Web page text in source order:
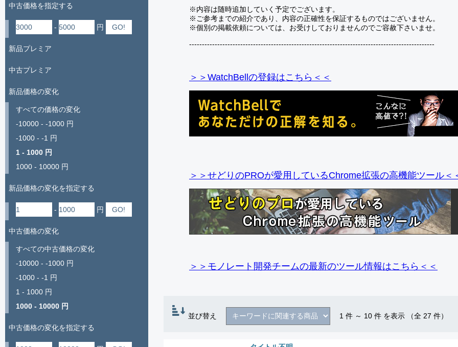
※内容は随時追加していく予定でございます。
※ご参考までの紹介であり、内容の正確性を保証するものではございません。
※個別の掲載依頼については、お受けしておりませんのでご容赦下さいませ。
------------------------------------------------------------------------------------------------
＞＞WatchBellの登録はこちら＜＜
＞＞せどりのPROが愛用しているChrome拡張の高機能ツール＜
＞＞モノレート開発チームの最新のツール情報はこちら＜＜
並び替え 1 件 ～ 10 件 を表示 （全 27 件）
中古価格を指定する
- 円
新品プレミア
中古プレミア
新品価格の変化
すべての価格の変化
-10000 - -1000 円
-1000 - -1 円
1 - 1000 円
1000 - 10000 円
新品価格の変化を指定する
- 円
中古価格の変化
すべての中古価格の変化
-10000 - -1000 円
-1000 - -1 円
1 - 1000 円
1000 - 10000 円
中古価格の変化を指定する